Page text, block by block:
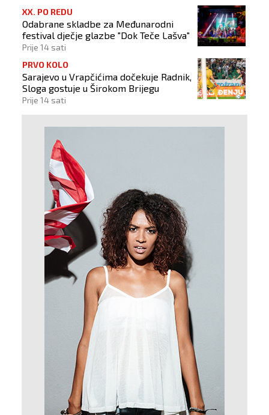
XX. PO REDU
Odabrane skladbe za Međunarodni
festival dječje glazbe "Dok Teče Lašva"
Prije 14 sati
PRVO KOLO
Sarajevo u Vrapčićima dočekuje Radnik,
Sloga gostuje u Širokom Brijegu
Prije 14 sati